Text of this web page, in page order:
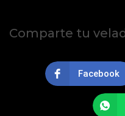
Comparte tu
Facebook